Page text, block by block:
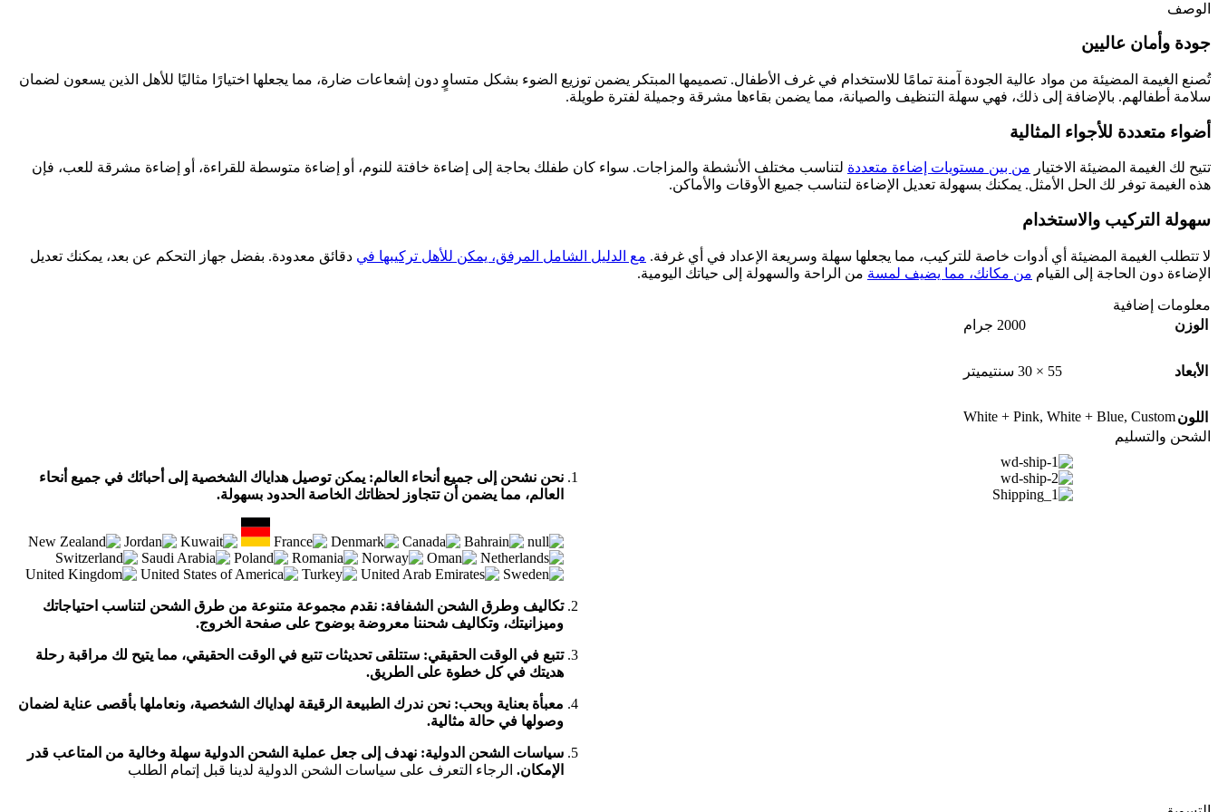
الوصف
جودة وأمان عاليين
تُصنع الغيمة المضيئة من مواد عالية الجودة آمنة تمامًا للاستخدام في غرف الأطفال. تصميمها المبتكر يضمن توزيع الضوء بشكل متساوٍ دون إشعاعات ضارة، مما يجعلها اختيارًا مثاليًا للأهل الذين يسعون لضمان
سلامة أطفالهم. بالإضافة إلى ذلك، فهي سهلة التنظيف والصيانة، مما يضمن بقاءها مشرقة وجميلة لفترة طويلة.
أضواء متعددة للأجواء المثالية
تتيح لك الغيمة المضيئة الاختيار من بين مستويات إضاءة متعددة لتناسب مختلف الأنشطة والمزاجات. سواء كان طفلك بحاجة إلى إضاءة خافتة للنوم، أو إضاءة متوسطة للقراءة، أو إضاءة مشرقة للعب، فإن
هذه الغيمة توفر لك الحل الأمثل. يمكنك بسهولة تعديل الإضاءة لتناسب جميع الأوقات والأماكن.
سهولة التركيب والاستخدام
لا تتطلب الغيمة المضيئة أي أدوات خاصة للتركيب، مما يجعلها سهلة وسريعة الإعداد في أي غرفة. مع الدليل الشامل المرفق، يمكن للأهل تركيبها في دقائق معدودة. بفضل جهاز التحكم عن بعد، يمكنك تعديل
الإضاءة دون الحاجة إلى القيام من مكانك، مما يضيف لمسة من الراحة والسهولة إلى حياتك اليومية.
معلومات إضافية
الوزن
2000 جرام
الأبعاد 55 × 30 سنتيميتر
اللون White + Pink, White + Blue, Custom
الشحن والتسليم
نحن نشحن إلى جميع أنحاء العالم: يمكن توصيل هداياك الشخصية إلى أحبائك في جميع أنحاء
العالم، مما يضمن أن تتجاوز لحظاتك الخاصة الحدود بسهولة.
تكاليف وطرق الشحن الشفافة: نقدم مجموعة متنوعة من طرق الشحن لتناسب احتياجاتك
وميزانيتك، وتكاليف شحننا معروضة بوضوح على صفحة الخروج.
تتبع في الوقت الحقيقي: ستتلقى تحديثات تتبع في الوقت الحقيقي، مما يتيح لك مراقبة رحلة
هديتك في كل خطوة على الطريق.
معبأة بعناية وبحب: نحن ندرك الطبيعة الرقيقة لهداياك الشخصية، ونعاملها بأقصى عناية لضمان
وصولها في حالة مثالية.
سياسات الشحن الدولية: نهدف إلى جعل عملية الشحن الدولية سهلة وخالية من المتاعب قدر
الإمكان. الرجاء التعرف على سياسات الشحن الدولية لدينا قبل إتمام الطلب